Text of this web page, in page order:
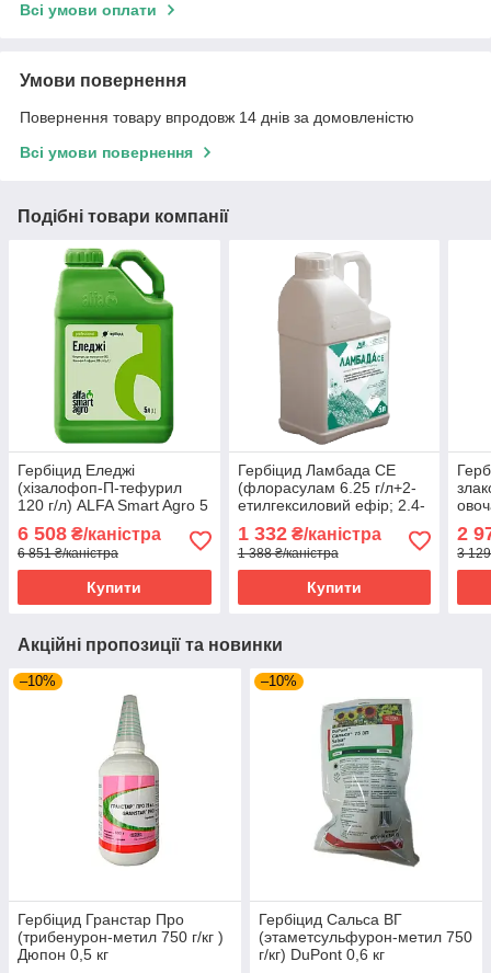
Всі умови оплати
Умови повернення
Повернення товару впродовж 14 днів за домовленістю
Всі умови повернення
Подібні товари компанії
Гербіцид Еледжі
(хізалофоп-П-тефурил
120 г/л) ALFA Smart Agro 5
6 508 ₴/каністра
6 851 ₴/каністра
Купити
Гербіцид Ламбада СЕ
(флорасулам 6.25 г/л+2-
етилгексиловий ефір; 2.4-
кислоти 452.42 г/л) Дар
Агро 5 л
1 332₴/каністра
1 388 ₴/каністра
Купити
2
3
Акційні пропозиції та новинки
–10%
Гербіцид Гранстар Про
(трибенурон-метил 750 г/кг )
Дюпон 0,5 кг
–10%
Гербіцид Сальса ВГ
(этаметсульфурон-метил 750
г/кг) DuPont 0,6 кг